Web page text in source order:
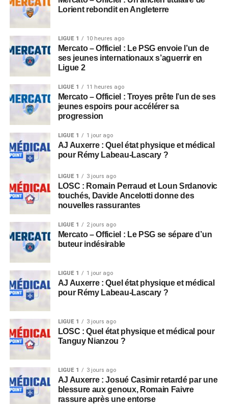
Lorient rebondit en Angleterre
LIGUE 1 10 heures ago
Mercato – Officiel : Le PSG envoie l’un de
ses jeunes internationaux s’aguerrir en
Ligue 2
LIGUE 1 11 heures ago
Mercato – Officiel : Troyes prête l’un de ses
jeunes espoirs pour accélérer sa
progression
LIGUE 1 1 jour ago
AJ Auxerre : Quel état physique et médical
pour Rémy Labeau-Lascary ?
LIGUE 1 3 jours ago
LOSC : Romain Perraud et Loun Srdanovic
touchés, Davide Ancelotti donne des
nouvelles rassurantes
LIGUE 1 2 jours ago
Mercato – Officiel : Le PSG se sépare d’un
buteur indésirable
LIGUE 1 1 jour ago
AJ Auxerre : Quel état physique et médical
pour Rémy Labeau-Lascary ?
LIGUE 1 3 jours ago
LOSC : Quel état physique et médical pour
Tanguy Nianzou ?
LIGUE 1 3 jours ago
AJ Auxerre : Josué Casimir retardé par une
blessure aux genoux, Romain Faivre
rassure après une entorse